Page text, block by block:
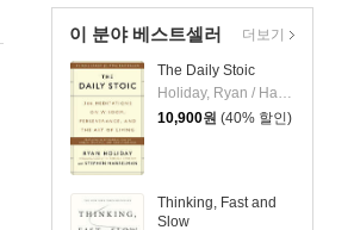
이 분야 베스트셀러
The Daily Stoic
Holiday, Ryan / Hanselman, Stephen
10,900원 (40% 할인)
Thinking, Fast and
Slow
더보기